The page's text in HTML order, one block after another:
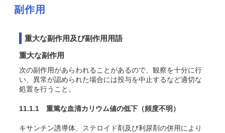
副作用
重大な副作用及び副作用用語
重大な副作用
次の副作用があらわれることがあるので、観察を十分に行
い、異常が認められた場合には投与を中止するなど適切な
処置を行うこと。
11.1.1 重篤な血清カリウム値の低下 （頻度不明）
キサンチン誘導体、ステロイド剤及び利尿剤の併用により